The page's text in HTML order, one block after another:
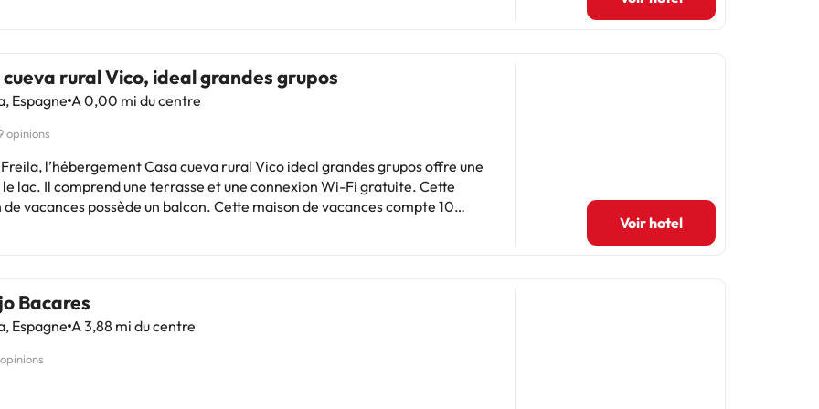
cueva rural Vico, ideal grandes grupos
Espagne A 0,00 mi du centre
opinions
l’hébergement Casa cueva rural Vico ideal grandes grupos offre une
le lac. Il comprend une terrasse et une connexion Wi-Fi gratuite. Cette
possède un balcon. Cette maison de vacances compte 10
un service de navette aéroport payant.Les enterrements de vie de
et autres fêtes de ce type sont interdits dans cet établissement.
géré par un particulier
Voir hotel
Bacares
Espagne A 3,88 mi du centre